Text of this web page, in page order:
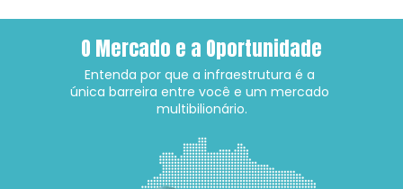
O Mercado e a Oportunidade
Entenda por que a infraestrutura é a
única barreira entre você e um mercado
multibilionário.